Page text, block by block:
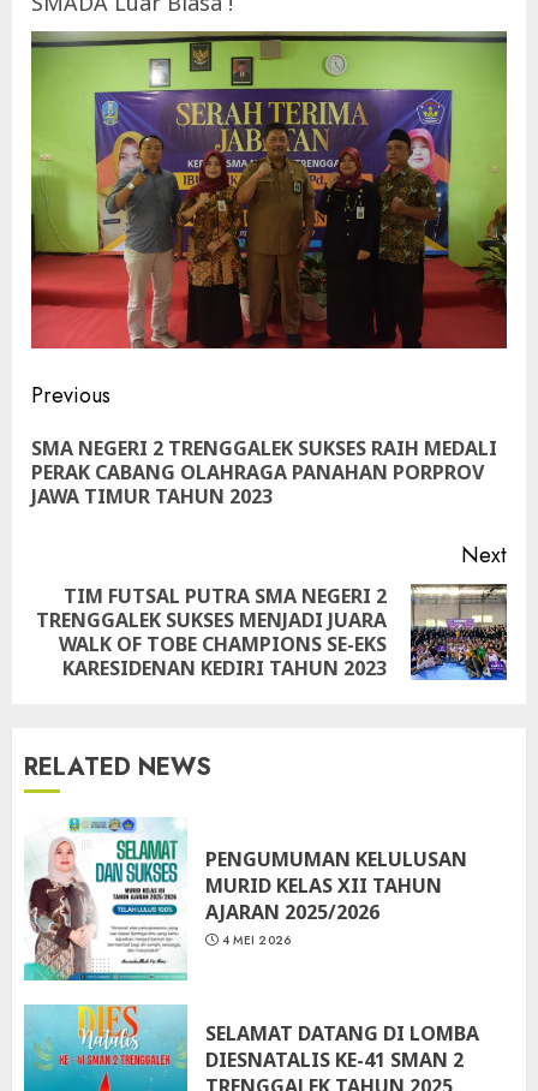
Continue
Reading
Previous
SMA NEGERI 2 TRENGGALEK SUKSES RAIH MEDALI
PERAK CABANG OLAHRAGA PANAHAN PORPROV
JAWA TIMUR TAHUN 2023
Next
Next
post:
TIM FUTSAL PUTRA SMA NEGERI 2
TRENGGALEK SUKSES MENJADI JUARA
WALK OF TOBE CHAMPIONS SE-EKS
KARESIDENAN KEDIRI TAHUN 2023
RELATED NEWS
PENGUMUMAN KELULUSAN
MURID KELAS XII TAHUN
AJARAN 2025/2026
4 MEI 2026
SELAMAT DATANG DI LOMBA
DIESNATALIS KE-41 SMAN 2